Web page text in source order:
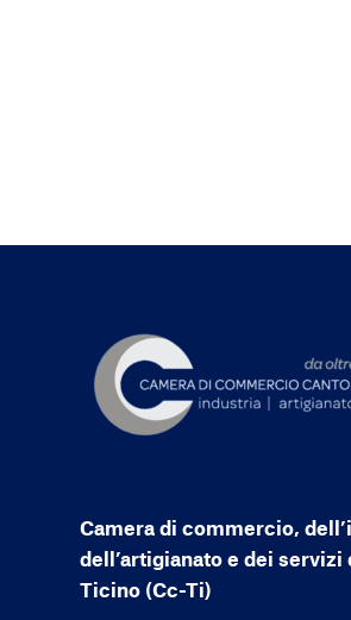
Camera di commercio,
dell’artigianato e dei servizi
Ticino (Cc-Ti)